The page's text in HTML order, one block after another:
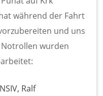
während der Fahrt
und uns
wurden
Ralf